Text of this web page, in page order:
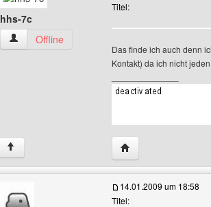
hhs-7c
hhs-7c Benutzer-Profile anzeigen
Offline
Titel:
Das finde ich auch denn
Kontakt) da ich nicht
↑ Website dieses
14.01.2009 um 18:58
Titel: